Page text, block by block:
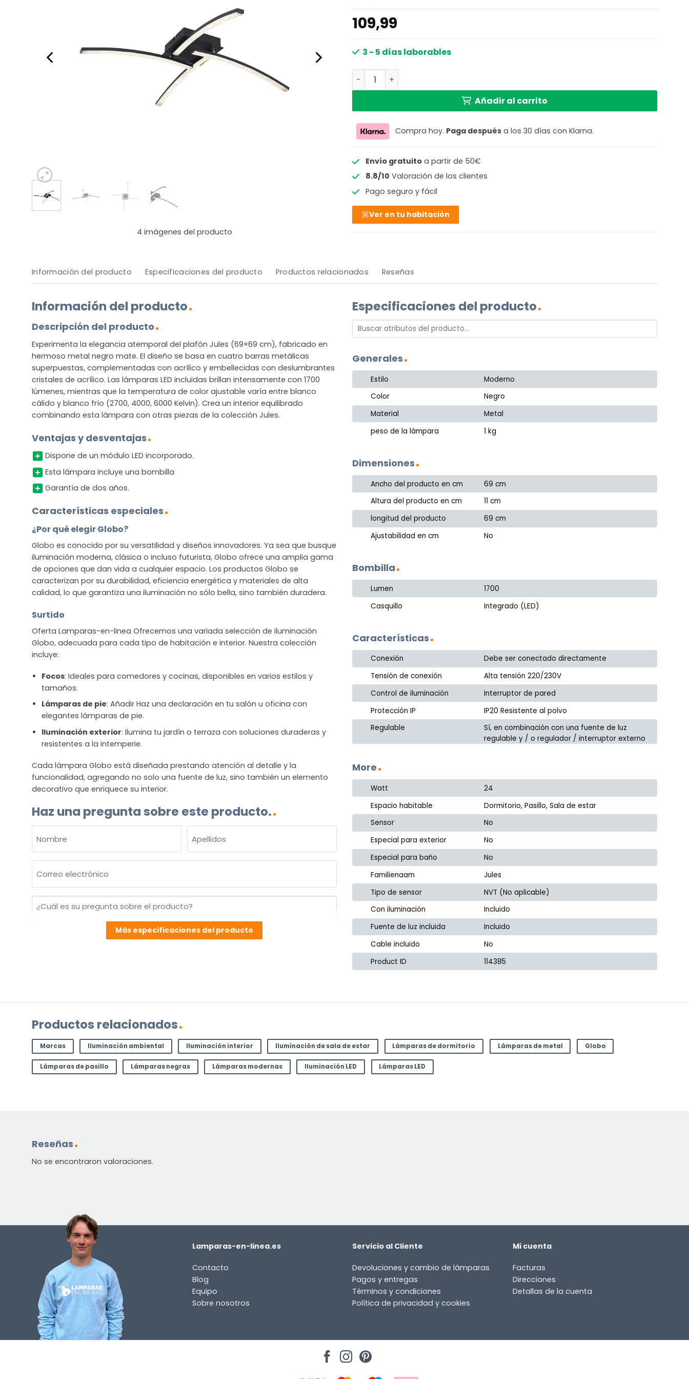
4 imágenes del producto
109,99
3 - 5 días laborables
Lámpara de techo geométrica negra metal/cristales Globo Jules cantidad
Añadir al carrito
Compra hoy. Paga después a los 30 días con Klarna.
Envío gratuitoa partir de 50€
8.8/10 Valoración de los clientes
Pago seguro y fácil
Ver en tu habitación
Información del producto Especificaciones del producto Productos relacionados Reseñas
Información del producto
Descripción del producto
Experimenta la elegancia atemporal del plafón Jules (69×69 cm), fabricado en
hermoso metal negro mate. El diseño se basa en cuatro barras metálicas
superpuestas, complementadas con acrílico y embellecidas con deslumbrantes
cristales de acrílico. Las lámparas LED incluidas brillan intensamente con 1700
lúmenes, mientras que la temperatura de color ajustable varía entre blanco
cálido y blanco frío (2700, 4000, 6000 Kelvin). Crea un interior equilibrado
combinando esta lámpara con otras piezas de la colección Jules.
Ventajas y desventajas
Dispone de un módulo LED incorporado.
Esta lámpara incluye una bombilla
Garantía de dos años.
Características especiales
¿Por qué elegir Globo?
Globo es conocido por su versatilidad y diseños innovadores. Ya sea que busque
iluminación moderna, clásica o incluso futurista, Globo ofrece una amplia gama
de opciones que dan vida a cualquier espacio. Los productos Globo se
caracterizan por su durabilidad, eficiencia energética y materiales de alta
calidad, lo que garantiza una iluminación no sólo bella, sino también duradera.
Surtido
Oferta Lamparas-en-linea Ofrecemos una variada selección de iluminación
Globo, adecuada para cada tipo de habitación e interior. Nuestra colección
incluye:
Focos: Ideales para comedores y cocinas, disponibles en varios estilos y
tamaños.
Lámparas de pie: Añadir Haz una declaración en tu salón u oficina con
elegantes lámparas de pie.
Iluminación exterior: Ilumina tu jardín o terraza con soluciones duraderas y
resistentes a la intemperie.
Cada lámpara Globo está diseñada prestando atención al detalle y la
funcionalidad, agregando no solo una fuente de luz, sino también un elemento
decorativo que enriquece su interior.
Haz una pregunta sobre este producto.
(OBLIGATORIO)
Nombre Apellidos
electrónico
¿Cuál
Más especificaciones del producto
Especificaciones del producto
Generales
Estilo
Moderno
Color
Negro
Material
Metal
peso de la lámpara
1 kg
Dimensiones
Ancho del producto en cm
69 cm
Altura del producto en cm
11 cm
longitud del producto
69 cm
Ajustabilidad en cm
No
Bombilla
Lumen
1700
Casquillo
Integrado (LED)
Características
Conexión
Debe ser conectado directamente
Tensión de conexión
Alta tensión 220/230V
Control de iluminación
Interruptor de pared
Protección IP
IP20 Resistente al polvo
Regulable
Sí, en combinación con una fuente de luz
regulable y / o regulador / interruptor externo
More
Watt
24
Espacio habitable
Dormitorio, Pasillo, Sala de estar
Sensor
No
Especial para exterior
No
Especial para baño
No
Familienaam
Jules
Tipo de sensor
NVT (No aplicable)
Con iluminación
Incluido
Fuente de luz incluida
Incluido
Cable incluido
No
Product ID
114385
Productos relacionados
Marcas Iluminación ambiental Iluminación interior Iluminación de sala de estar Lámparas de dormitorio Lámparas de metal Globo
Lámparas de pasillo Lámparas negras Lámparas modernas Iluminación LED Lámparas LED
Reseñas
No se encontraron valoraciones.
Lamparas-en-linea.es
Contacto
Blog
Equipo
Sobre nosotros
Servicio al Cliente
Devoluciones y cambio de lámparas
Pagos y entregas
Términos y condiciones
Política de privacidad y cookies
Mi cuenta
Facturas
Direcciones
Detallas de la cuenta